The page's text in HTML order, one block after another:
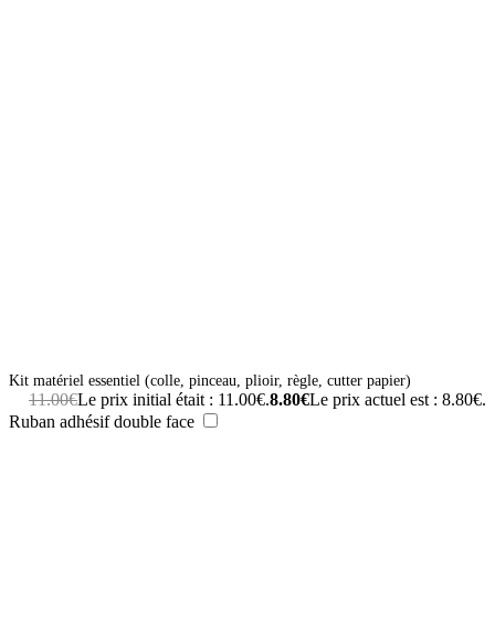
Kit matériel essentiel (colle, pinceau, plioir, règle, cutter papier)
11.00€Le prix initial était : 11.00€.8.80€Le prix actuel est : 8.80€.
Ruban adhésif double face